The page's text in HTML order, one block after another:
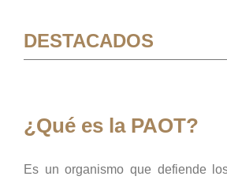
DESTACADOS
¿Qué es la PAOT?
Es un organismo que defiende